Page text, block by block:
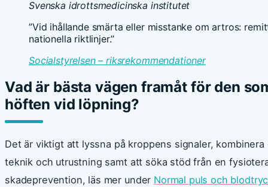
Svenska idrottsmedicinska institutet
”Vid ihållande smärta eller misstanke om artros:
nationella riktlinjer.”
Socialstyrelsen – riksrekommendationer
Vad är bästa vägen framåt för den
höften vid löpning?
Det är viktigt att lyssna på kroppens signaler,
teknik och utrustning samt att söka stöd från en
skadeprevention, läs mer under Normal puls och